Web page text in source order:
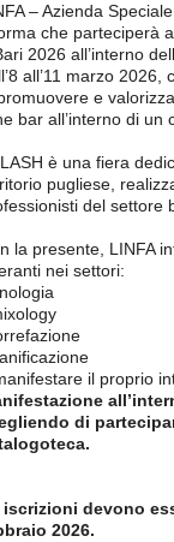
– Azienda
che parteciperà
2026 all’interno
all’11 marzo
e
bar all’interno di un
è una fiera
pugliese,
del settore
la presente, LINFA
nei settori:
il proprio
di
iscrizioni devono
2026.